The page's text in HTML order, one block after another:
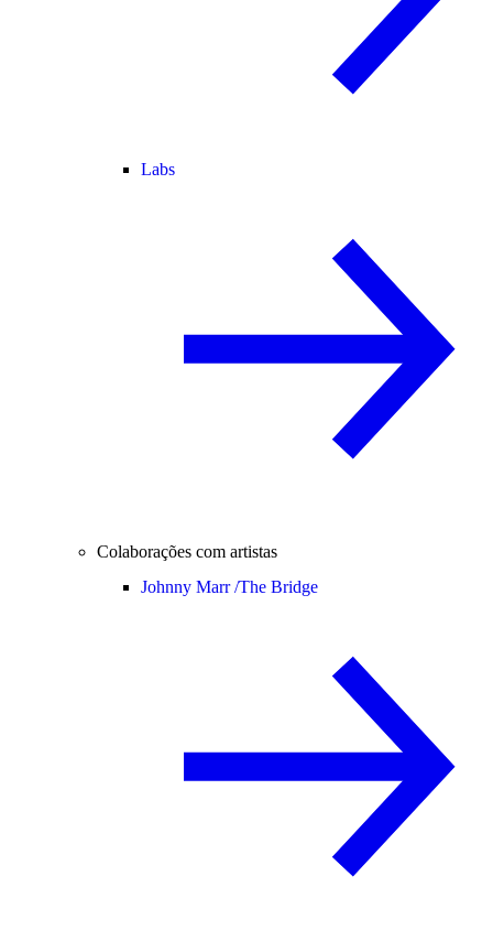
Labs
Colaborações com artistas
Johnny Marr /The Bridge